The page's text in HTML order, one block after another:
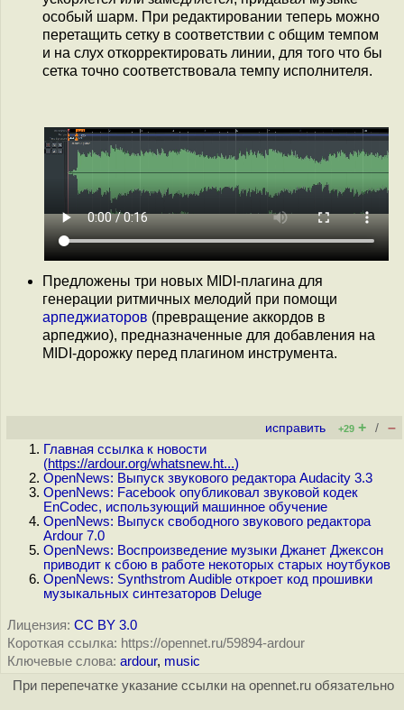
особый шарм. При редактировании теперь можно
перетащить сетку в соответствии с общим темпом
и на слух откорректировать линии, для того что бы
сетка точно соответствовала темпу исполнителя.
Предложены три новых MIDI-плагина для
генерации ритмичных мелодий при помощи
арпеджиаторов (превращение аккордов в
арпеджио), предназначенные для добавления на
MIDI-дорожку перед плагином инструмента.
исправить +29 + / –
Главная ссылка к новости
(https://ardour.org/whatsnew.ht...)
OpenNews: Выпуск звукового редактора Audacity 3.3
OpenNews: Facebook опубликовал звуковой кодек
EnCodec, использующий машинное обучение
OpenNews: Выпуск свободного звукового редактора
Ardour 7.0
OpenNews: Воспроизведение музыки Джанет Джексон
приводит к сбою в работе некоторых старых ноутбуков
OpenNews: Synthstrom Audible откроет код прошивки
музыкальных синтезаторов Deluge
Лицензия: CC BY 3.0
Короткая ссылка: https://opennet.ru/59894-ardour
Ключевые слова: ardour, music
При перепечатке указание ссылки на opennet.ru обязательно